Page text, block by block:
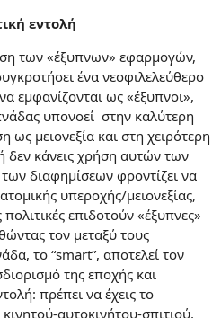
εντολή
των «έξυπνων» εφαρμογών,
ένα νεοφιλελεύθερο
εμφανίζονται ως «έξυπνοι»,
υπονοεί στην καλύτερη
μειονεξία και στη χειρότερη
δεν κάνεις χρήση αυτών των
διαφημίσεων φροντίζει να
υπεροχής/μειονεξίας,
επιδοτούν «έξυπνες»
τον μεταξύ τους
το “smart”, αποτελεί τον
της εποχής και
πρέπει να έχεις το
αυτοκινήτου-σπιτιού,